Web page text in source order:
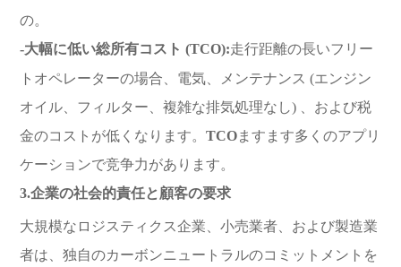
の。
-大幅に低い総所有コスト (TCO):走行距離の長いフリー
トオペレーターの場合、電気、メンテナンス (エンジン
オイル、フィルター、複雑な排気処理なし) 、および税
金のコストが低くなります。TCOますます多くのアプリ
ケーションで竞争力があります。
3.企業の社会的責任と顧客の要求
大規模なロジスティクス企業、小売業者、および製造業
者は、独自のカーボンニュートラルのコミットメントを